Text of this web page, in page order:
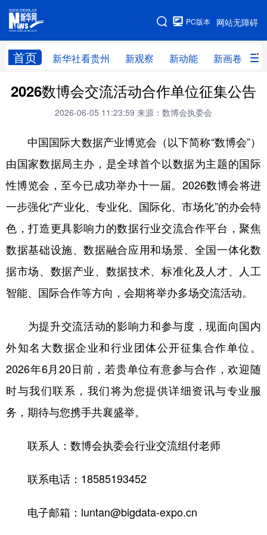
网站无障碍
PC版本
首页 新华社看贵州 新观察 新动能 新画卷
网站地图
新华社看贵州 新观察 新动能 新画卷
贵州要闻 贵州领导 人事
专题 访谈 直播 视频
畅游贵州 数字贵州 律动贵州 健康贵州
光影贵州 部门之窗 县区直达 企业速递
融媒联播 贵阳 遵义 安顺
黔南 黔西南
辽宁 吉林 上海 江苏
浙江 安徽 福建 江西
山东 河南
广东 广西 海南
陕西
新疆 内蒙古 黑龙江
2026数博会交流活动合作单位征集公告
2026-06-05 11:23:59 来源：数博会执委会
中国国际大数据产业博览会（以下简称“数博会”）
由国家数据局主办，是全球首个以数据为主题的国际
性博览会，至今已成功举办十一届。2026数博会将进
一步强化“产业化、专业化、国际化、市场化”的办会特
色，打造更具影响力的数据行业交流合作平台，聚焦
数据基础设施、数据融合应用和场景、全国一体化数
据市场、数据产业、数据技术、标准化及人才、人工
智能、国际合作等方向，会期将举办多场交流活动。
为提升交流活动的影响力和参与度，现面向国内
外知名大数据企业和行业团体公开征集合作单位。
2026年6月20日前，若贵单位有意参与合作，欢迎随
时与我们联系，我们将为您提供详细资讯与专业服
务，期待与您携手共襄盛举。
联系人：数博会执委会行业交流组付老师
联系电话：18585193452
电子邮箱：luntan@bigdata-expo.cn